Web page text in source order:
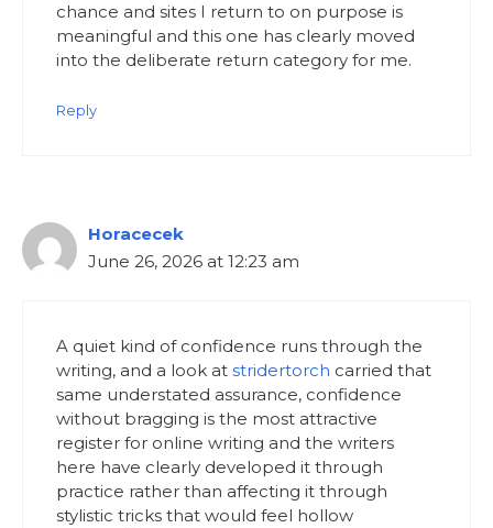
chance and sites I return to on purpose is
meaningful and this one has clearly moved
into the deliberate return category for me.
Reply
Horacecek
June 26, 2026 at 12:23 am
A quiet kind of confidence runs through the
writing, and a look at stridertorch carried that
same understated assurance, confidence
without bragging is the most attractive
register for online writing and the writers
here have clearly developed it through
practice rather than affecting it through
stylistic tricks that would feel hollow